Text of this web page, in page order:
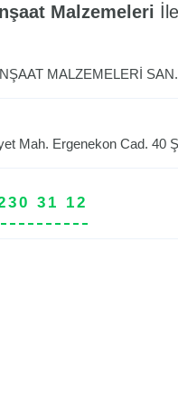
Malzemeleri
MALZEMELERİ
Mah. Ergenekon Cad. 40
31 12